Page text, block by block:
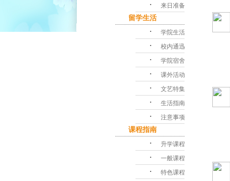
･ 来日准备
留学生活
･ 学院生活
･ 校内通迅
･ 学院宿舍
･ 课外活动
･ 文艺特集
･ 生活指南
･ 注意事项
课程指南
･ 升学课程
･ 一般课程
･ 特色课程